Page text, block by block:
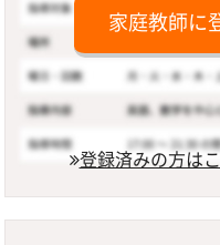
家庭教師に
登録済みの方は